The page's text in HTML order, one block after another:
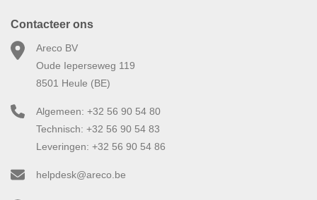
Contacteer ons
Areco BV
Oude Ieperseweg 119
8501 Heule (BE)
Algemeen: +32 56 90 54 80
Technisch: +32 56 90 54 83
Leveringen: +32 56 90 54 86
helpdesk@areco.be